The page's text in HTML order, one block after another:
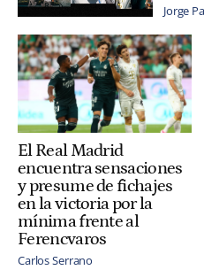
Jorge
El Real Madrid
encuentra sensaciones
y presume de fichajes
en la victoria por la
mínima frente al
Ferencvaros
Carlos Serrano